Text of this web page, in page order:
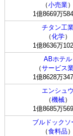
（小売業）
1億8669万
チタン工
（化学）
1億8636万
ABホテル
（サービス
1億8628万
エンシュウ
（機械）
1億8685万
ブルドックソ
（食料品 ）